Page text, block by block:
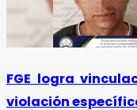
FGE logra
violación